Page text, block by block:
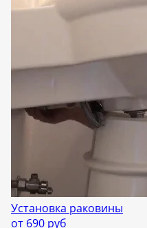
Установка раковины
от 690 руб